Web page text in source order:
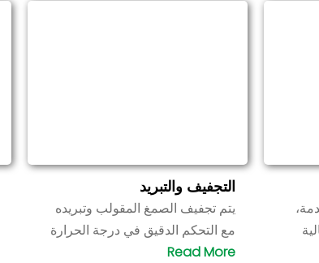
التجفيف والتبريد
يتم تجفيف الصمغ المقولب وتبريده
مع التحكم الدقيق في درجة الحرارة
لضمان ألا يكون الصمغ المصبوب